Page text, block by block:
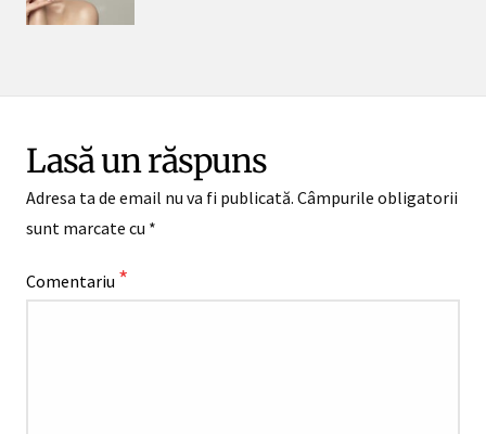
Lasă un răspuns
Adresa ta de email nu va fi publicată. Câmpurile obligatorii
sunt marcate cu *
Comentariu *